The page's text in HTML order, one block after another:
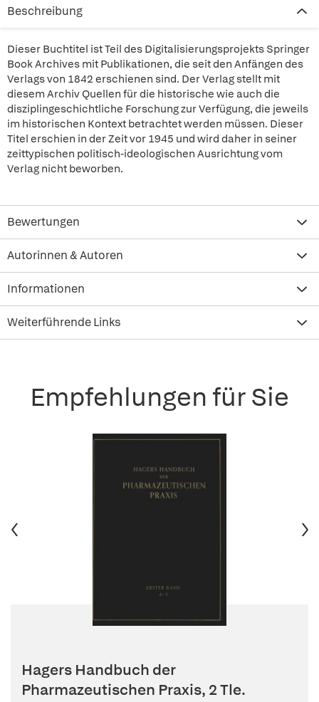
Beschreibung
Dieser Buchtitel ist Teil des Digitalisierungsprojekts Springer
Book Archives mit Publikationen, die seit den Anfängen des
Verlags von 1842 erschienen sind. Der Verlag stellt mit
diesem Archiv Quellen für die historische wie auch die
disziplingeschichtliche Forschung zur Verfügung, die jeweils
im historischen Kontext betrachtet werden müssen. Dieser
Titel erschien in der Zeit vor 1945 und wird daher in seiner
zeittypischen politisch-ideologischen Ausrichtung vom
Verlag nicht beworben.
Bewertungen
Autorinnen & Autoren
Informationen
Weiterführende Links
Empfehlungen für Sie
Hagers Handbuch der
Pharmazeutischen Praxis, 2 Tle.